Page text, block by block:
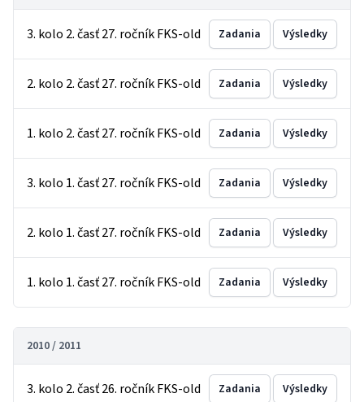
3. kolo 2. časť 27. ročník FKS-old Zadania Výsledky
2. kolo 2. časť 27. ročník FKS-old Zadania Výsledky
1. kolo 2. časť 27. ročník FKS-old Zadania Výsledky
3. kolo 1. časť 27. ročník FKS-old Zadania Výsledky
2. kolo 1. časť 27. ročník FKS-old Zadania Výsledky
1. kolo 1. časť 27. ročník FKS-old Zadania Výsledky
2010 / 2011
3. kolo 2. časť 26. ročník FKS-old Zadania Výsledky